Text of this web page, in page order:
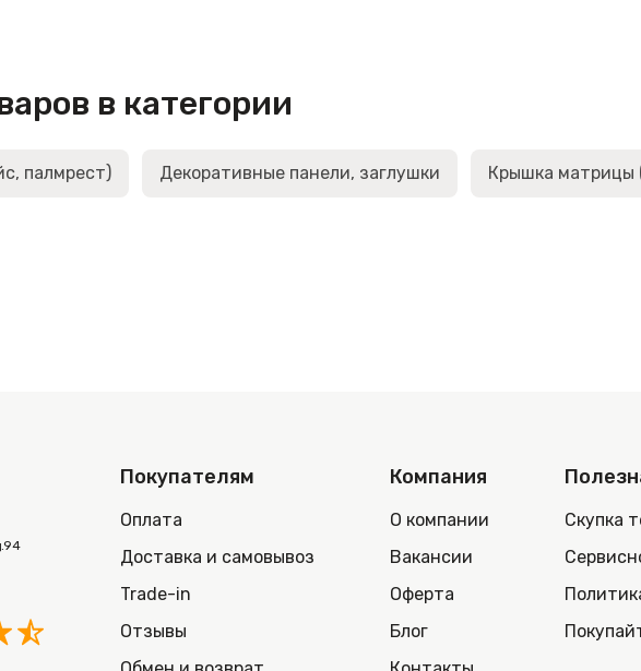
в категории
палмрест) Декоративные панели, заглушки Крышка матрицы
Покупателям
Оплата
Доставка и самовывоз
Trade-in
Отзывы
Компания
О компании
Вакансии
Оферта
Блог
Скупка